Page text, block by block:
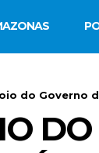
do Governo